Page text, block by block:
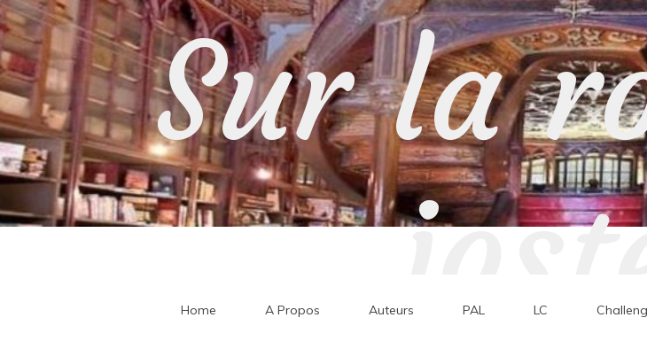
Skip
to
content
Sur la
Home A Propos Auteurs PAL LC